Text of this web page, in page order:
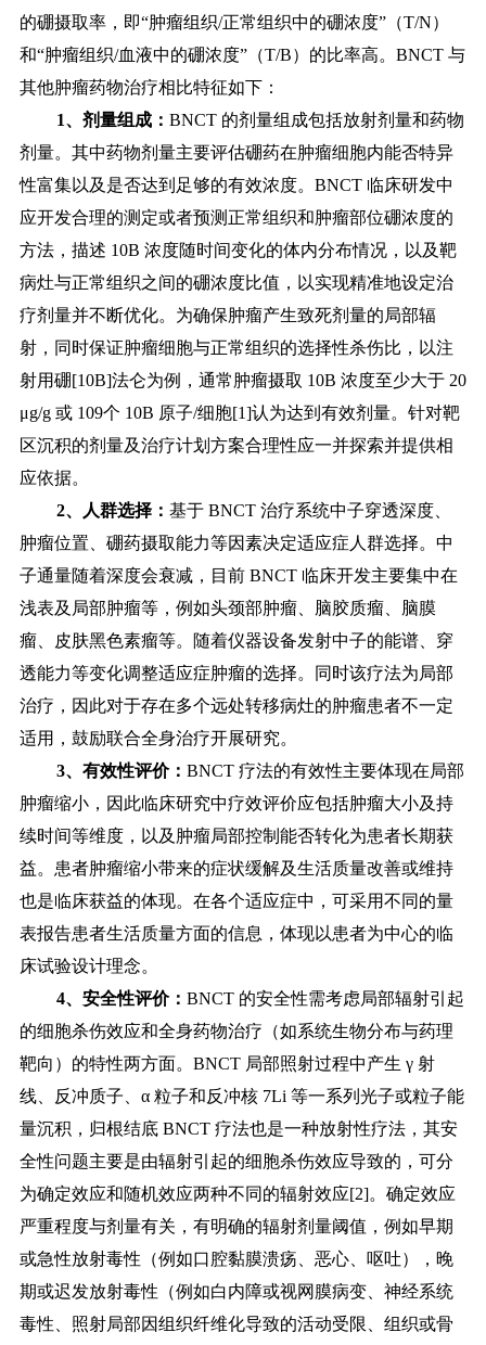
的硼摄取率，即“肿瘤组织/正常组织中的硼浓度”（T/N）
和“肿瘤组织/血液中的硼浓度”（T/B）的比率高。BNCT 与
其他肿瘤药物治疗相比特征如下：
1、剂量组成： BNCT 的剂量组成包括放射剂量和药物
剂量。其中药物剂量主要评估硼药在肿瘤细胞内能否特异
性富集以及是否达到足够的有效浓度。BNCT 临床研发中
应开发合理的测定或者预测正常组织和肿瘤部位硼浓度的
方法，描述 10B 浓度随时间变化的体内分布情况，以及靶
病灶与正常组织之间的硼浓度比值，以实现精准地设定治
疗剂量并不断优化。为确保肿瘤产生致死剂量的局部辐
射，同时保证肿瘤细胞与正常组织的选择性杀伤比，以注
射用硼[10B]法仑为例，通常肿瘤摄取 10B 浓度至少大于 20
μg/g 或 109个 10B 原子/细胞[1]认为达到有效剂量。针对靶
区沉积的剂量及治疗计划方案合理性应一并探索并提供相
应依据。
2、人群选择： 基于 BNCT 治疗系统中子穿透深度、
肿瘤位置、硼药摄取能力等因素决定适应症人群选择。中
子通量随着深度会衰减，目前 BNCT 临床开发主要集中在
浅表及局部肿瘤等，例如头颈部肿瘤、脑胶质瘤、脑膜
瘤、皮肤黑色素瘤等。随着仪器设备发射中子的能谱、穿
透能力等变化调整适应症肿瘤的选择。同时该疗法为局部
治疗，因此对于存在多个远处转移病灶的肿瘤患者不一定
适用，鼓励联合全身治疗开展研究。
3、有效性评价： BNCT 疗法的有效性主要体现在局部
肿瘤缩小，因此临床研究中疗效评价应包括肿瘤大小及持
续时间等维度，以及肿瘤局部控制能否转化为患者长期获
益。患者肿瘤缩小带来的症状缓解及生活质量改善或维持
也是临床获益的体现。在各个适应症中，可采用不同的量
表报告患者生活质量方面的信息，体现以患者为中心的临
床试验设计理念。
4、安全性评价： BNCT 的安全性需考虑局部辐射引起
的细胞杀伤效应和全身药物治疗（如系统生物分布与药理
靶向）的特性两方面。BNCT 局部照射过程中产生 γ 射
线、反冲质子、α 粒子和反冲核 7Li 等一系列光子或粒子能
量沉积，归根结底 BNCT 疗法也是一种放射性疗法，其安
全性问题主要是由辐射引起的细胞杀伤效应导致的，可分
为确定效应和随机效应两种不同的辐射效应[2]。确定效应
严重程度与剂量有关，有明确的辐射剂量阈值，例如早期
或急性放射毒性（例如口腔黏膜溃疡、恶心、呕吐），晚
期或迟发放射毒性（例如白内障或视网膜病变、神经系统
毒性、照射局部因组织纤维化导致的活动受限、组织或骨